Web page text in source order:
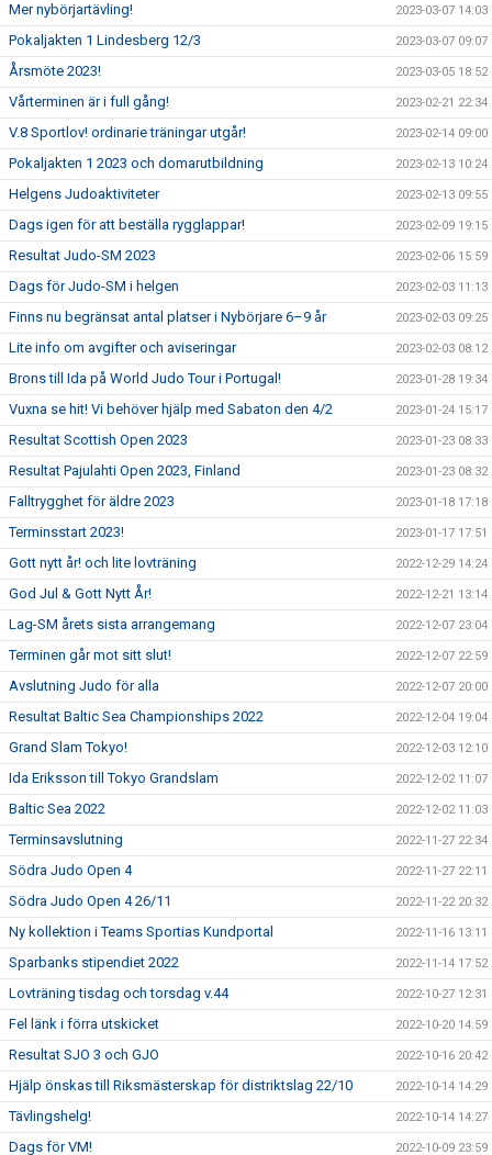
Mer nybörjartävling! 2023-03-07 14:03
Pokaljakten 1 Lindesberg 12/3 2023-03-07 09:07
Årsmöte 2023! 2023-03-05 18:52
Vårterminen är i full gång! 2023-02-21 22:34
V.8 Sportlov! ordinarie träningar utgår! 2023-02-14 09:00
Pokaljakten 1 2023 och domarutbildning 2023-02-13 10:24
Helgens Judoaktiviteter 2023-02-13 09:55
Dags igen för att beställa rygglappar! 2023-02-09 19:15
Resultat Judo-SM 2023 2023-02-06 15:59
Dags för Judo-SM i helgen 2023-02-03 11:13
Finns nu begränsat antal platser i Nybörjare 6–9 år 2023-02-03 09:25
Lite info om avgifter och aviseringar 2023-02-03 08:12
Brons till Ida på World Judo Tour i Portugal! 2023-01-28 19:34
Vuxna se hit! Vi behöver hjälp med Sabaton den 4/2 2023-01-24 15:17
Resultat Scottish Open 2023 2023-01-23 08:33
Resultat Pajulahti Open 2023, Finland 2023-01-23 08:32
Falltrygghet för äldre 2023 2023-01-18 17:18
Terminsstart 2023! 2023-01-17 17:51
Gott nytt år! och lite lovträning 2022-12-29 14:24
God Jul & Gott Nytt År! 2022-12-21 13:14
Lag-SM årets sista arrangemang 2022-12-07 23:04
Terminen går mot sitt slut! 2022-12-07 22:59
Avslutning Judo för alla 2022-12-07 20:00
Resultat Baltic Sea Championships 2022 2022-12-04 19:04
Grand Slam Tokyo! 2022-12-03 12:10
Ida Eriksson till Tokyo Grandslam 2022-12-02 11:07
Baltic Sea 2022 2022-12-02 11:03
Terminsavslutning 2022-11-27 22:34
Södra Judo Open 4 2022-11-27 22:11
Södra Judo Open 4 26/11 2022-11-22 20:32
Ny kollektion i Teams Sportias Kundportal 2022-11-16 13:11
Sparbanks stipendiet 2022 2022-11-14 17:52
Lovträning tisdag och torsdag v.44 2022-10-27 12:31
Fel länk i förra utskicket 2022-10-20 14:59
Resultat SJO 3 och GJO 2022-10-16 20:42
Hjälp önskas till Riksmästerskap för distriktslag 22/10 2022-10-14 14:29
Tävlingshelg! 2022-10-14 14:27
Dags för VM! 2022-10-09 23:59